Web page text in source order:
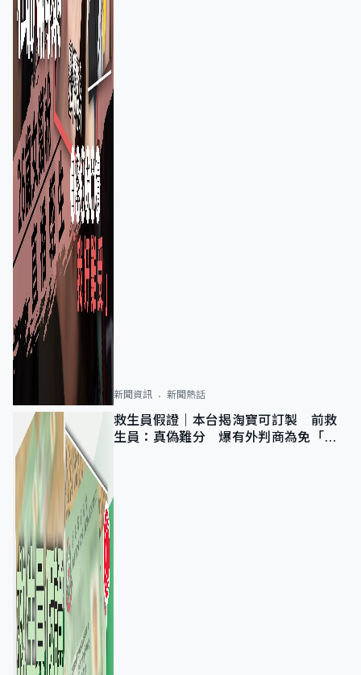
新聞資訊 新聞熱話
救生員假證｜本台揭淘寶可訂製 前救
生員：真偽難分 爆有外判商為免「封